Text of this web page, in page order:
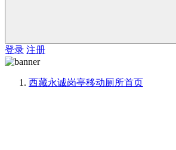
登录 注册
西藏永诚岗亭移动厕所首页